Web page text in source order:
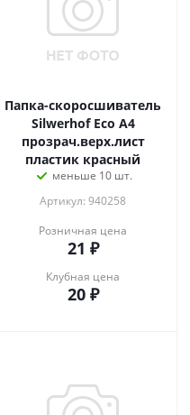
Папка-скоросшиватель
Silwerhof Eco A4
прозрач.верх.лист
пластик красный
меньше 10 шт.
Артикул: 940258
Розничная цена
21 ₽
Клубная цена
20₽